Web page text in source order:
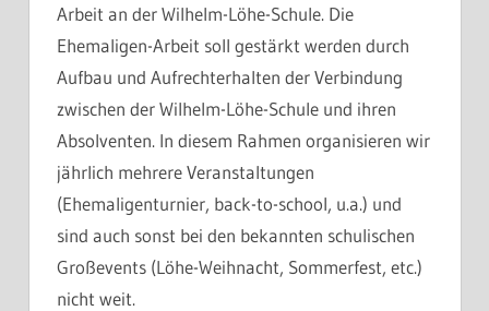
Arbeit an der Wilhelm-Löhe-Schule. Die
Ehemaligen-Arbeit soll gestärkt werden durch
Aufbau und Aufrechterhalten der Verbindung
zwischen der Wilhelm-Löhe-Schule und ihren
Absolventen. In diesem Rahmen organisieren wir
jährlich mehrere Veranstaltungen
(Ehemaligenturnier, back-to-school, u.a.) und
sind auch sonst bei den bekannten schulischen
Großevents (Löhe-Weihnacht, Sommerfest, etc.)
nicht weit.